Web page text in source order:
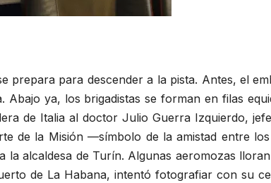
prepara para descender a la pista. Antes, el
Abajo ya, los brigadistas se forman en filas
de Italia al doctor Julio Guerra Izquierdo,
de la Misión —símbolo de la amistad entre
la alcaldesa de Turín. Algunas aeromozas
de La Habana, intentó fotografiar con su